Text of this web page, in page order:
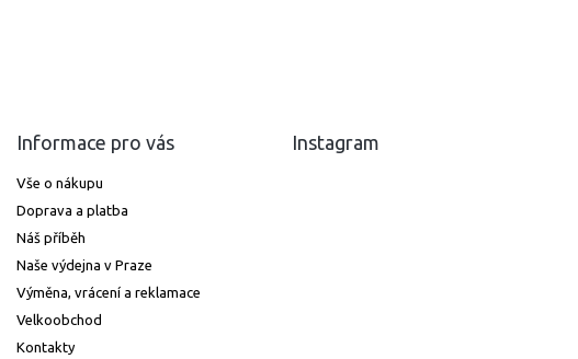
Informace pro vás
Vše o nákupu
Doprava a platba
Náš příběh
Naše výdejna v Praze
Výměna, vrácení a reklamace
Velkoobchod
Kontakty
Instagram